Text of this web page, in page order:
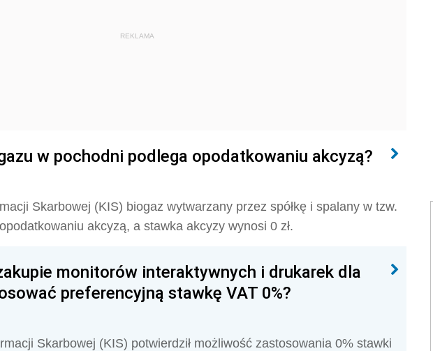
REKLAMA
w pochodni podlega opodatkowaniu akcyzą?
Skarbowej (KIS) biogaz wytwarzany przez spółkę i spalany w tzw.
akcyzą, a stawka akcyzy wynosi 0 zł.
monitorów interaktywnych i drukarek dla
preferencyjną stawkę VAT 0%?
Skarbowej (KIS) potwierdził możliwość zastosowania 0% stawki